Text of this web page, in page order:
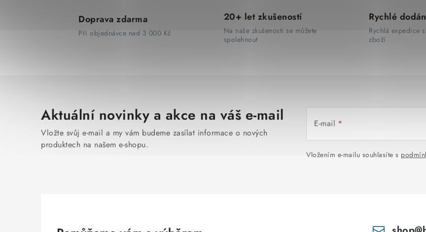
Doprava zdarma
Při objednávce nad 3 000 Kč
20+ let zkušeností
Na naše zkušenosti se můžete
spolehnout
Rychlé
Rychlá expedice
zboží
Aktuální novinky a akce na váš e-mail
Vložte svůj e-mail a my vám budeme zasílat informace o nových
produktech na našem e-shopu.
E-mail
Vložením e-mailu souhlasíte s